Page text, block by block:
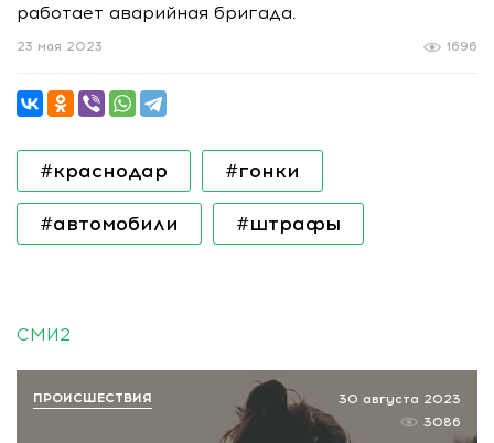
работает аварийная бригада.
1696
23 мая 2023
#краснодар #гонки
#автомобили #штрафы
СМИ2
30 августа 2023
3086
ПРОИСШЕСТВИЯ